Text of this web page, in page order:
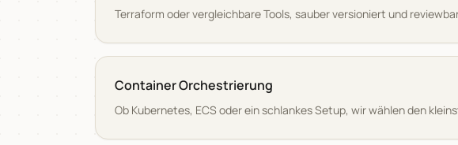
Terraform oder vergleichbare Tools, sauber versioniert und
Container Orchestrierung
Ob Kubernetes, ECS oder ein schlankes Setup, wir wählen den